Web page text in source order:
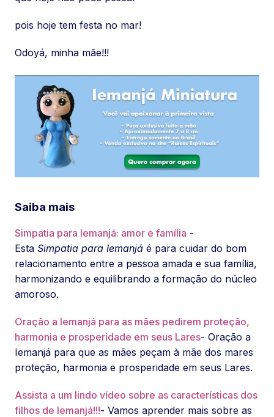
pois hoje tem festa no mar!
Odoyá, minha mãe!!!
Saiba mais
Simpatia para Iemanjá: amor e família -
Esta Simpatia para Iemanjá é para cuidar do bom
relacionamento entre a pessoa amada e sua família,
harmonizando e equilibrando a formação do núcleo
amoroso.
Oração a Iemanjá para as mães pedirem proteção,
harmonia e prosperidade em seus Lares- Oração a
Iemanjá para que as mães peçam à mãe dos mares
proteção, harmonia e prosperidade em seus Lares.
Assista a um lindo vídeo sobre as características dos
filhos de Iemanjá!!!- Vamos aprender mais sobre as